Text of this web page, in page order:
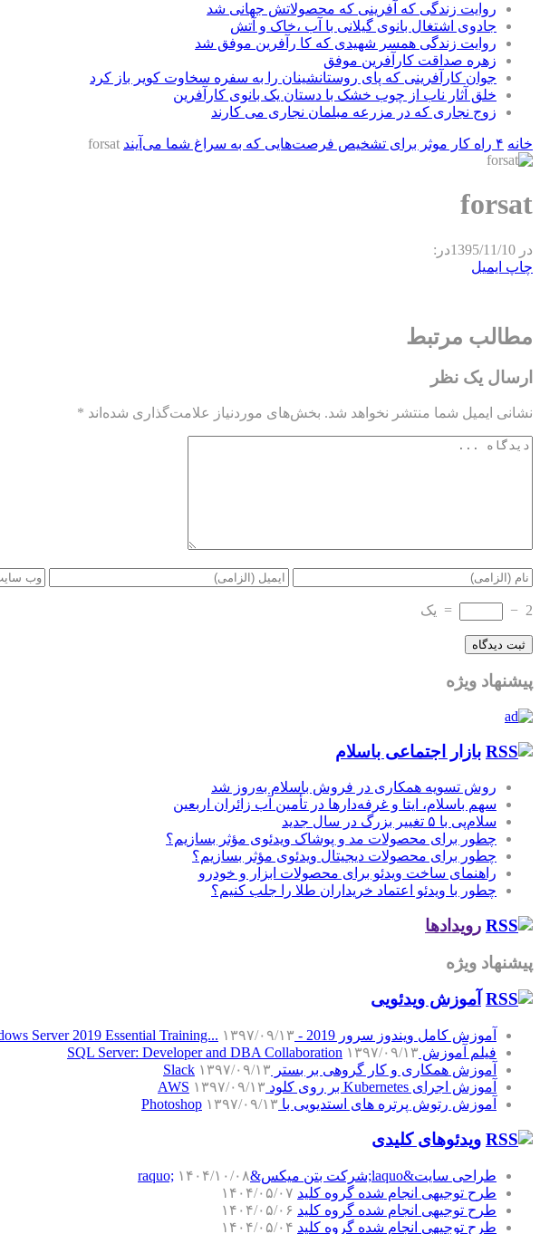
روایت زندگی که آفرینی که محصولاتش جهانی شد
جادوی اشتغال بانوی گیلانی با آب ،خاک و آتش
روایت زندگی همسر شهیدی که کا رآفرین موفق شد
زهره صداقت کارآفرین موفق
جوان کارآفرینی که پای روستانشینان را به سفره سخاوت کویر باز کرد
خلق آثار ناب از چوب خشک با دستان یک بانوی کارآفرین
زوج نجاری که در مزرعه مبلمان نجاری می کارند
خانه ۴ راه کار موثر برای تشخیص فرصت‌هایی که به سراغ شما می‌آیند forsat
forsat
در 1395/11/10در:
چاپ ایمیل
مطالب مرتبط
ارسال یک نظر
نشانی ایمیل شما منتشر نخواهد شد. بخش‌های موردنیاز علامت‌گذاری شده‌اند *
2
−
= یک
پیشنهاد ویژه
بازار اجتماعی باسلام
روش تسویه همکاری در فروش باسلام به‌روز شد
سهم باسلام، ایتا و غرفه‌دارها در تأمین آب زائران اربعین
سلام‌پی با ۵ تغییر بزرگ در سال جدید
چطور برای محصولات مد و پوشاک ویدئوی مؤثر بسازیم؟
چطور برای محصولات دیجیتال ویدئوی مؤثر بسازیم؟
راهنمای ساخت ویدئو برای محصولات ابزار و خودرو
چطور با ویدئو اعتماد خریداران طلا را جلب کنیم؟
رویدادها
پیشنهاد ویژه
آموزش‌ ویدئویی
آموزش کامل ویندوز سرور 2019 - Windows Server 2019 Essential Training...
۱۳۹۷/۰۹/۱۳
فیلم آموزش SQL Server: Developer and DBA Collaboration ۱۳۹۷/۰۹/۱۳
آموزش همکاری و کار گروهی بر بستر Slack ۱۳۹۷/۰۹/۱۳
آموزش اجرای Kubernetes بر روی کلود AWS
۱۳۹۷/۰۹/۱۳
آموزش رتوش پرتره های استدیویی با Photoshop ۱۳۹۷/۰۹/۱۳
ویدئوهای کلیدی
طراحی سایت&laquo;شرکت بتن میکس&raquo;
۱۴۰۴/۱۰/۰۸
طرح توجیهی انجام شده گروه کلید ۱۴۰۴/۰۵/۰۷
طرح توجیهی انجام شده گروه کلید ۱۴۰۴/۰۵/۰۶
طرح توجیهی انجام شده گروه کلید ۱۴۰۴/۰۵/۰۴